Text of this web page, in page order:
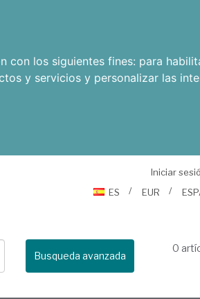
con los siguientes fines: para
y servicios y personalizar las
Iniciar
ES
EUR
Busqueda avanzada
0